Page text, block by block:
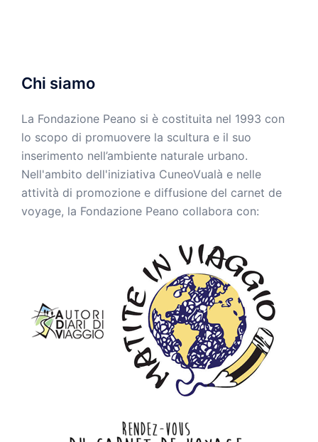
Chi siamo
La Fondazione Peano si è costituita nel 1993 con
lo scopo di promuovere la scultura e il suo
inserimento nell’ambiente naturale urbano.
Nell'ambito dell'iniziativa CuneoVualà e nelle
attività di promozione e diffusione del carnet de
voyage, la Fondazione Peano collabora con: